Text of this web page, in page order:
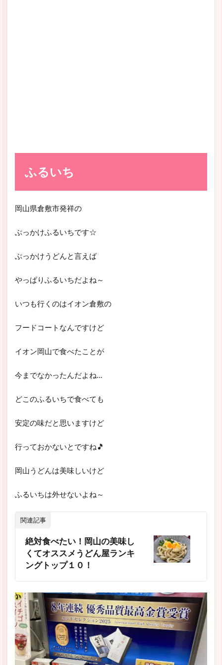
ふるいち
岡山県倉敷市発祥の
ぶっかけふるいちです☆
ぶっかけうどんと言えば
やっぱりふるいちだよね～
いつも行くのはイオン倉敷の
フードコートなんですけど
イオン岡山で食べたことが
今までなかったんだよね…
どこのふるいちで食べても
安定の味だと思いますけど
行っておかないとですね🎵
岡山うどんは美味しいけど
ふるいちは外せないよね～
関連記事
絶対食べたい！岡山の美味し
くてオススメうどん屋ランキ
ングトップ１０！